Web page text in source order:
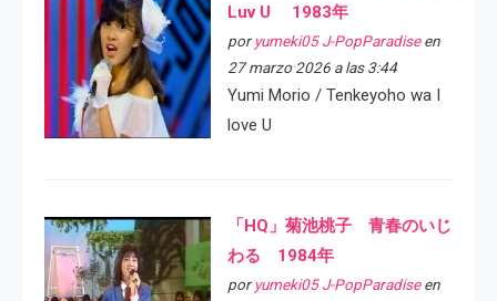
Luv U 1983年
por yumeki05 J-PopParadiseen
27 marzo 2026 a las 3:44
Yumi Morio / Tenkeyoho wa I
love U
「HQ」菊池桃子 青春のいじ
わる 1984年
por yumeki05 J-PopParadiseen